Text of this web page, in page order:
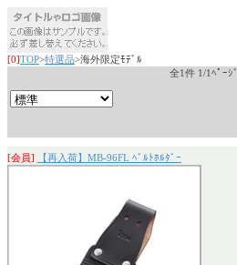
[0]TOP>特選品>海外限定ﾓﾃﾞﾙ
全1件 1/1ﾍﾟｰｼﾞ
[会員] 【再入荷】MB-96FL ﾍﾞﾙﾄﾎﾙﾀﾞｰ